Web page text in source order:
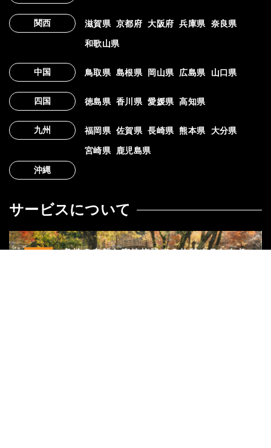
関西 滋賀県 京都府 大阪府 兵庫県 奈良県
和歌山県
中国 鳥取県 島根県 岡山県 広島県 山口県
四国 徳島県 香川県 愛媛県 高知県
九州 福岡県 佐賀県 長崎県 熊本県 大分県
宮崎県
鹿児島県
沖縄
サービスについて